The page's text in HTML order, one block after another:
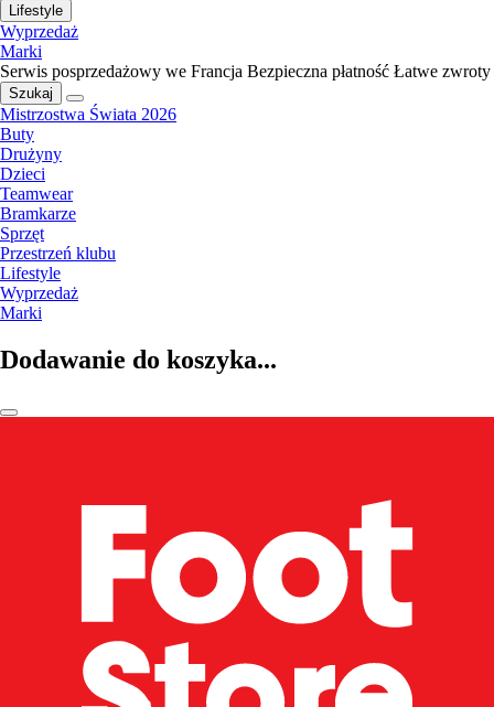
Lifestyle
Wyprzedaż
Marki
Serwis posprzedażowy we Francja Bezpieczna płatność Łatwe zwroty
Szukaj
Mistrzostwa Świata 2026
Buty
Drużyny
Dzieci
Teamwear
Bramkarze
Sprzęt
Przestrzeń klubu
Lifestyle
Wyprzedaż
Marki
Dodawanie do koszyka...